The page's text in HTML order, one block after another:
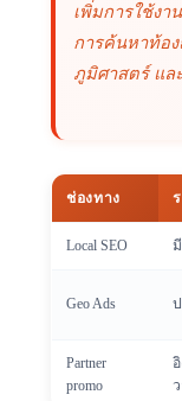
เพิ่มการใช้งา
การค้นหาท้อ
ภูมิศาสตร์ แล
ช่องทาง
Local SEO
Geo Ads
Partner
promo